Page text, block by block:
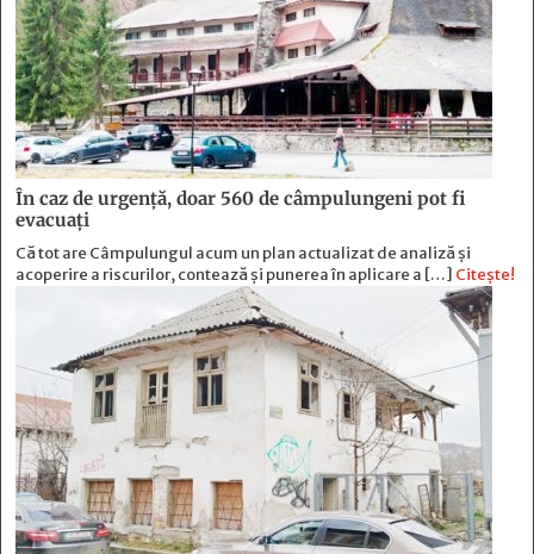
În caz de urgență, doar 560 de câmpulungeni pot fi
evacuați
Că tot are Câmpulungul acum un plan actualizat de analiză și
acoperire a riscurilor, contează și punerea în aplicare a […] Citește!